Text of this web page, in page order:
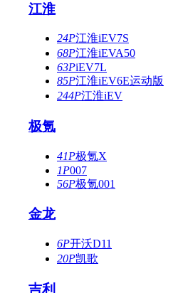
江淮
24P江淮iEV7S
68P江淮iEVA50
63PiEV7L
85P江淮iEV6E运动版
244P江淮iEV
极氪
41P极氪X
1P007
56P极氪001
金龙
6P开沃D11
20P凯歌
吉利